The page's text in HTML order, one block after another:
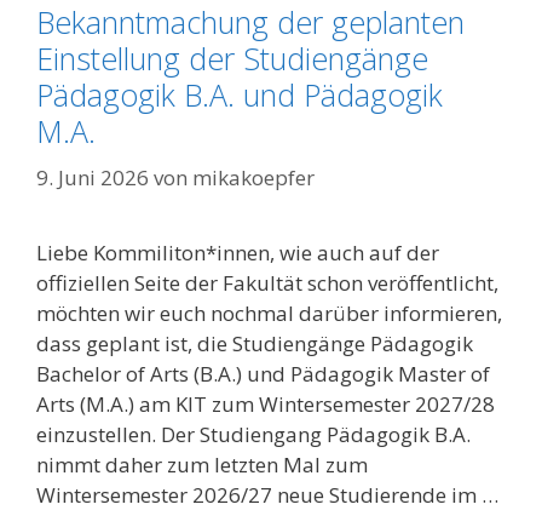
Bekanntmachung der geplanten
Einstellung der Studiengänge
Pädagogik B.A. und Pädagogik
M.A.
9. Juni 2026 von mikakoepfer
Liebe Kommiliton*innen, wie auch auf der
offiziellen Seite der Fakultät schon veröffentlicht,
möchten wir euch nochmal darüber informieren,
dass geplant ist, die Studiengänge Pädagogik
Bachelor of Arts (B.A.) und Pädagogik Master of
Arts (M.A.) am KIT zum Wintersemester 2027/28
einzustellen. Der Studiengang Pädagogik B.A.
nimmt daher zum letzten Mal zum
Wintersemester 2026/27 neue Studierende im …